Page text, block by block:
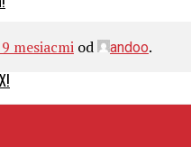
mesiacmi od andoo.